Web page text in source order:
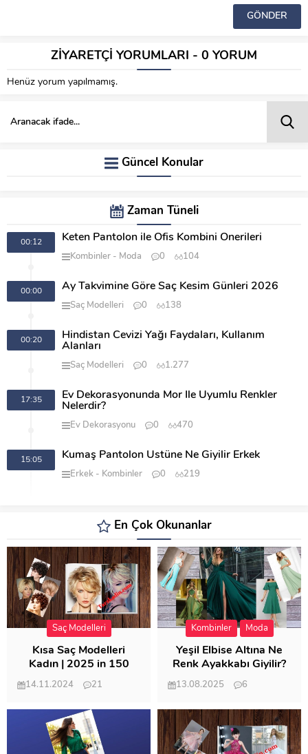
ZİYARETÇİ YORUMLARI - 0 YORUM
Henüz yorum yapılmamış.
Güncel Konular
Zaman Tüneli
00:12 Keten Pantolon ile Ofis Kombini Önerileri
Kombinler Moda 0 104
00:00 Ay Takvimine Göre Saç Kesim Günleri 2026
Saç Modelleri 0 138
00:20
Hindistan Cevizi Yağı Faydaları, Kullanım
Alanları
Saç Modelleri 0 1.277
17:35
Ev Dekorasyonunda Mor İle Uyumlu Renkler
Nelerdir?
Ev Dekorasyonu 0 470
15:05 Kumaş Pantolon Üstüne Ne Giyilir Erkek
Erkek Kombinler 0 219
En Çok Okunanlar
Saç Modelleri
Kısa Saç Modelleri
Kadın | 2025 in 150
Modeli
14.11.2024
21
Kombinler Moda
Yeşil Elbise Altına Ne
Renk Ayakkabı Giyilir?
13.08.2025
6